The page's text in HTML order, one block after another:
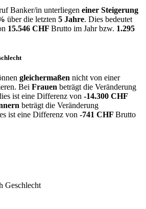
Banker/in unterliegen einer Steigerung
über die letzten 5 Jahre. Dies bedeutet
15.546 CHF Brutto im Jahr bzw. 1.295
gleichermaßen nicht von einer
Bei Frauen beträgt die Veränderung
ist eine Differenz von -14.300 CHF
beträgt die Veränderung
ist eine Differenz von -741 CHF Brutto
Geschlecht